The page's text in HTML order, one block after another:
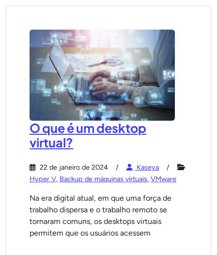
O que é um desktop
virtual?
22 de janeiro de 2024
Kaseya
Hyper V, Backup de máquinas virtuais, VMware
Na era digital atual, em que uma força de
trabalho dispersa e o trabalho remoto se
tornaram comuns, os desktops virtuais
permitem que os usuários acessem